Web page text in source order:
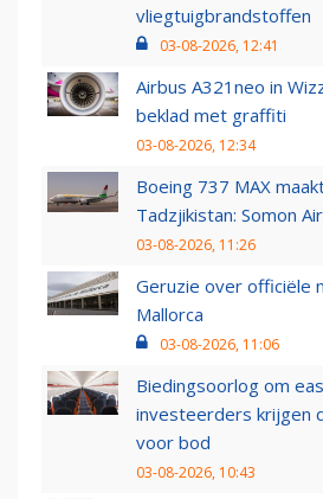
vliegtuigbrandstoffen
03-08-2026, 12:41
Airbus A321neo in
beklad met graffiti
03-08-2026, 12:34
Boeing 737 MAX
Tadzjikistan: Somon
03-08-2026, 11:26
Geruzie over officiële
Mallorca
03-08-2026, 11:06
Biedingsoorlog om
investeerders krijgen
voor bod
03-08-2026, 10:43